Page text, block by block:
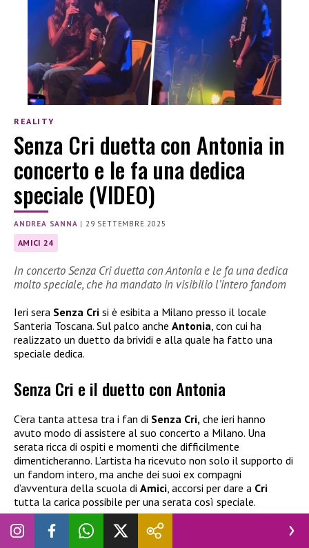
REALITY
Senza Cri duetta con Antonia in
concerto e le fa una dedica
speciale (VIDEO)
ANDREA SANNA |29 SETTEMBRE 2025
AMICI 24
In concerto Senza Cri duetta con Antonia e le fa una dedica
molto speciale, che ha mandato in visibilio l’intero fandom
Ieri sera Senza Cri si è esibita a Milano presso il locale
Santeria Toscana. Sul palco anche Antonia, con cui ha
realizzato un duetto da brividi e alla quale ha fatto una
speciale dedica.
Senza Cri e il duetto con Antonia
C’era tanta attesa tra i fan di Senza Cri, che ieri hanno
avuto modo di assistere al suo concerto a Milano. Una
serata ricca di ospiti e momenti che difficilmente
dimenticheranno. L’artista ha ricevuto non solo il supporto di
un fandom intero, ma anche dei suoi ex compagni
d’avventura della scuola di Amici , accorsi per dare a Cri
tutta la carica possibile per una serata così speciale.